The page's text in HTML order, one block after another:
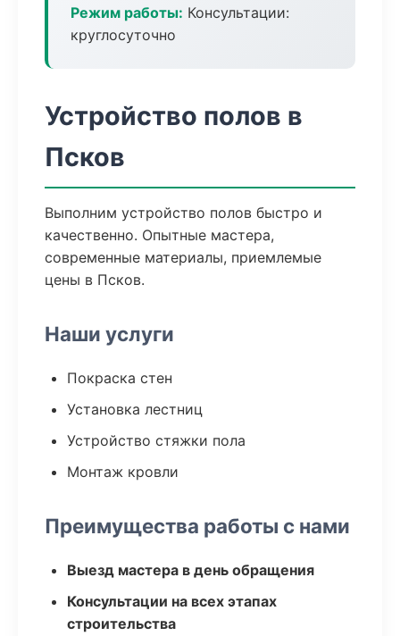
Режим работы: Консультации:
круглосуточно
Устройство полов в
Псков
Выполним устройство полов быстро и
качественно. Опытные мастера,
современные материалы, приемлемые
цены в Псков.
Наши услуги
Покраска стен
Установка лестниц
Устройство стяжки пола
Монтаж кровли
Преимущества работы с нами
Выезд мастера в день обращения
Консультации на всех этапах
строительства